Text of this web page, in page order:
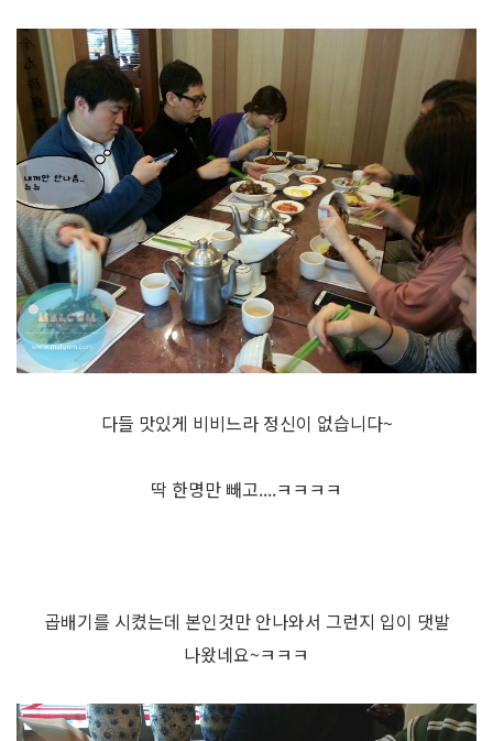
다들 맛있게 비비느라 정신이 없습니다~
딱 한명만 빼고....ㅋㅋㅋㅋ
곱배기를 시켰는데 본인것만 안나와서 그런지 입이 댓발
나왔네요~ㅋㅋㅋ